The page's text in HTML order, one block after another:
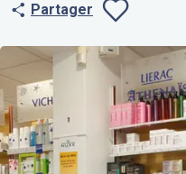
Partager